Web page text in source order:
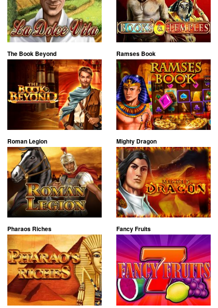
The Book Beyond Ramses Book
Roman Legion Mighty Dragon
Pharaos Riches Fancy Fruits